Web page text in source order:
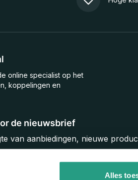
Alles
de nieuwsbrief
van aanbiedingen, nieuwe
online specialist op het
koppelingen en